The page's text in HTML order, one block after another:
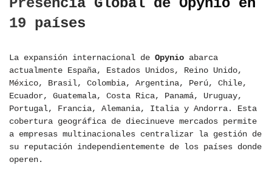
Presencia Global de Opynio en
19 países
La expansión internacional de Opynio abarca
actualmente España, Estados Unidos, Reino Unido,
México, Brasil, Colombia, Argentina, Perú, Chile,
Ecuador, Guatemala, Costa Rica, Panamá, Uruguay,
Portugal, Francia, Alemania, Italia y Andorra. Esta
cobertura geográfica de diecinueve mercados permite
a empresas multinacionales centralizar la gestión de
su reputación independientemente de los países donde
operen.